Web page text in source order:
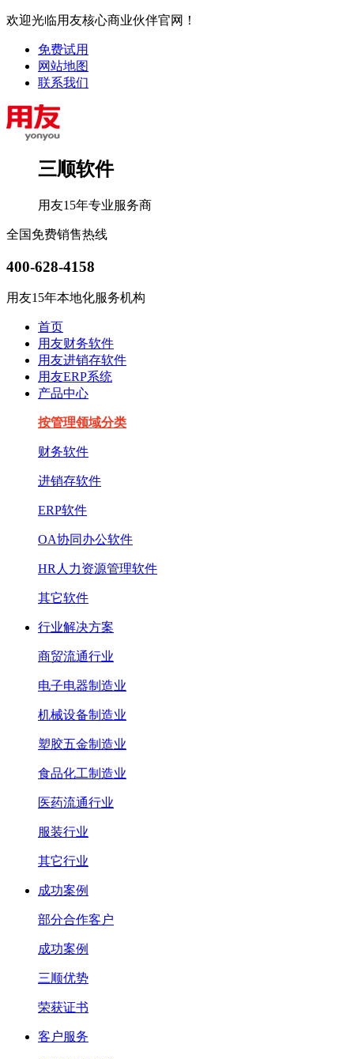
欢迎光临用友核心商业伙伴官网！
免费试用
网站地图
联系我们
三顺软件
用友15年专业服务商
全国免费销售热线
400-628-4158
用友15年本地化服务机构
首页
用友财务软件
用友进销存软件
用友ERP系统
产品中心
按管理领域分类
财务软件
进销存软件
ERP软件
OA协同办公软件
HR人力资源管理软件
其它软件
行业解决方案
商贸流通行业
电子电器制造业
机械设备制造业
塑胶五金制造业
食品化工制造业
医药流通行业
服装行业
其它行业
成功案例
部分合作客户
成功案例
三顺优势
荣获证书
客户服务